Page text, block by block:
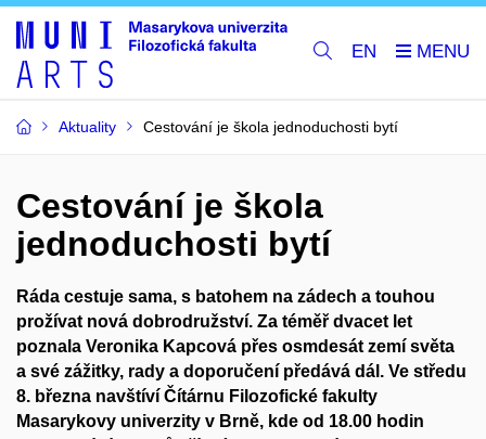
EN
Aktuality Cestování je škola jednoduchosti bytí
Cestování je škola
jednoduchosti bytí
Ráda cestuje sama, s batohem na zádech a touhou
prožívat nová dobrodružství. Za téměř dvacet let
poznala Veronika Kapcová přes osmdesát zemí světa
a své zážitky, rady a doporučení předává dál. Ve středu
8. března navštíví Čítárnu Filozofické fakulty
Masarykovy univerzity v Brně, kde od 18.00 hodin